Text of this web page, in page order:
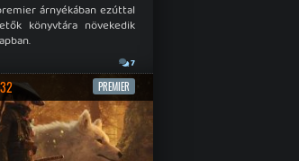
árnyékában ezúttal
könyvtára növekedik
7
PREMIER